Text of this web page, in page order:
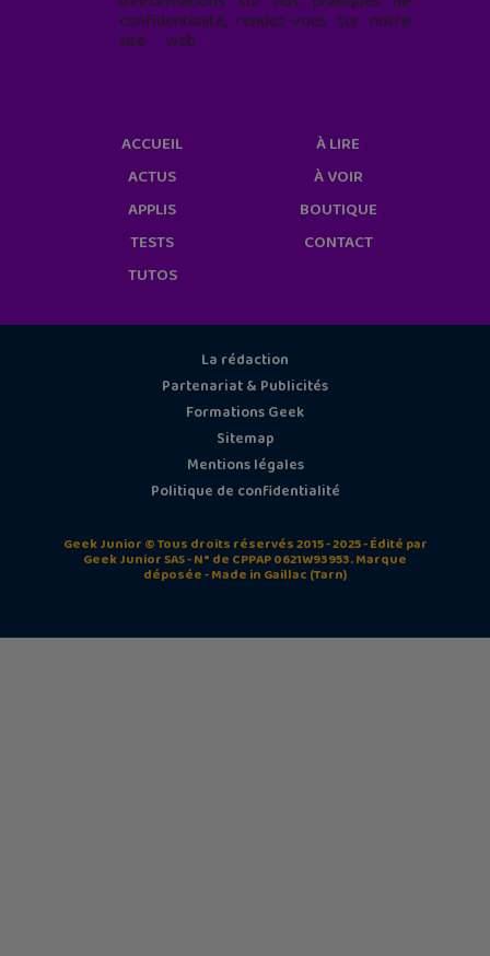
confidentialité, rendez-vous sur notre
site web
ACCUEIL
ACTUS
APPLIS
TESTS
TUTOS
À LIRE
À VOIR
BOUTIQUE
CONTACT
La rédaction
Partenariat & Publicités
Formations Geek
Sitemap
Mentions légales
Politique de confidentialité
Geek Junior © Tous droits réservés 2015 - 2025 - Édité par
Geek Junior SAS - N° de CPPAP 0621W93953. Marque
déposée - Made in Gaillac (Tarn)